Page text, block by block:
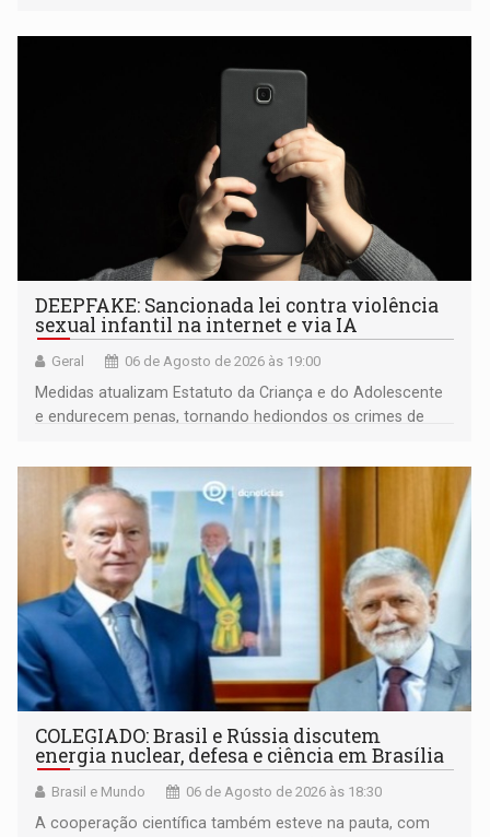
DEEPFAKE: Sancionada lei contra violência
sexual infantil na internet e via IA
Geral 06 de Agosto de 2026 às 19:00
Medidas atualizam Estatuto da Criança e do Adolescente
e endurecem penas, tornando hediondos os crimes de
COLEGIADO: Brasil e Rússia discutem
energia nuclear, defesa e ciência em Brasília
Brasil e Mundo 06 de Agosto de 2026 às 18:30
A cooperação científica também esteve na pauta, com